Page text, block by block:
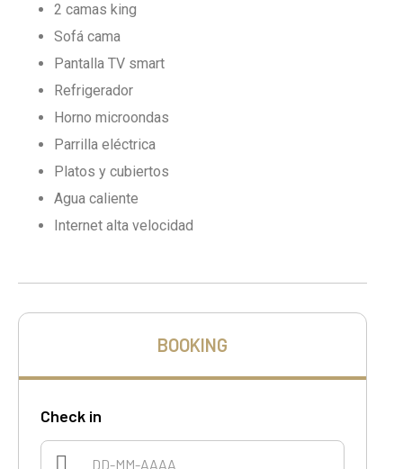
2 camas king
Sofá cama
Pantalla TV smart
Refrigerador
Horno microondas
Parrilla eléctrica
Platos y cubiertos
Agua caliente
Internet alta velocidad
BOOKING
Check in